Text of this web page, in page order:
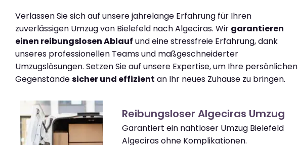
Verlassen Sie sich auf unsere jahrelange Erfahrung für Ihren
zuverlässigen Umzug von Bielefeld nach Algeciras. Wir garantieren
einen reibungslosen Ablauf und eine stressfreie Erfahrung, dank
unseres professionellen Teams und maßgeschneiderter
Umzugslösungen. Setzen Sie auf unsere Expertise, um Ihre persönlichen
Gegenständesicher und effizient an Ihr neues Zuhause zu bringen.
Reibungsloser Algeciras Umzug
Garantiert ein nahtloser Umzug Bielefeld
Algeciras ohne Komplikationen.